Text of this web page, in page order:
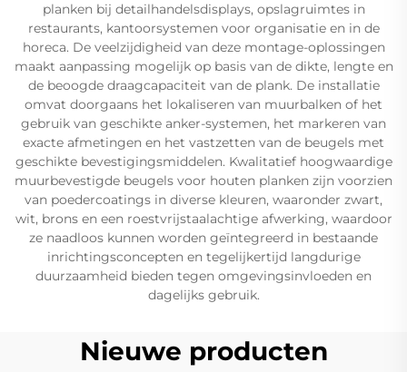
planken bij detailhandelsdisplays, opslagruimtes in
restaurants, kantoorsystemen voor organisatie en in de
horeca. De veelzijdigheid van deze montage-oplossingen
maakt aanpassing mogelijk op basis van de dikte, lengte en
de beoogde draagcapaciteit van de plank. De installatie
omvat doorgaans het lokaliseren van muurbalken of het
gebruik van geschikte anker-systemen, het markeren van
exacte afmetingen en het vastzetten van de beugels met
geschikte bevestigingsmiddelen. Kwalitatief hoogwaardige
muurbevestigde beugels voor houten planken zijn voorzien
van poedercoatings in diverse kleuren, waaronder zwart,
wit, brons en een roestvrijstaalachtige afwerking, waardoor
ze naadloos kunnen worden geïntegreerd in bestaande
inrichtingsconcepten en tegelijkertijd langdurige
duurzaamheid bieden tegen omgevingsinvloeden en
dagelijks gebruik.
Nieuwe producten